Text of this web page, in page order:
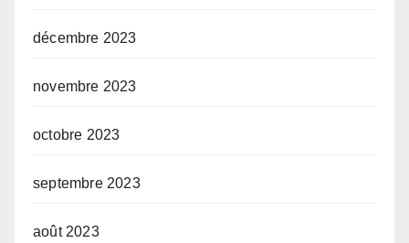
décembre 2023
novembre 2023
octobre 2023
septembre 2023
août 2023